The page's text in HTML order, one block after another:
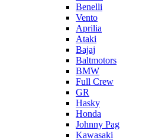
Benelli
Vento
Aprilia
Ataki
Bajaj
Baltmotors
BMW
Full Crew
GR
Hasky
Honda
Johnny Pag
Kawasaki